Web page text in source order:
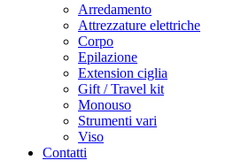
Arredamento
Attrezzature elettriche
Corpo
Epilazione
Extension ciglia
Gift / Travel kit
Monouso
Strumenti vari
Viso
Contatti